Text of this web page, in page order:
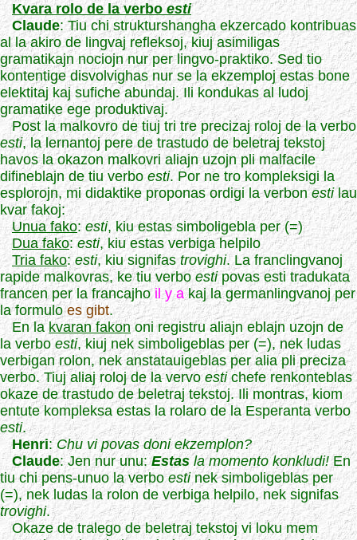
Kvara rolo de la verboesti
Claude: Tiu chi strukturshangha ekzercado kontribuas
al la akiro de lingvaj refleksoj, kiuj asimiligas
gramatikajn nociojn nur per lingvo-praktiko. Sed tio
kontentige disvolvighas nur se la ekzemploj estas bone
elektitaj kaj sufiche abundaj. Ili kondukas al ludoj
gramatike ege produktivaj.
Post la malkovro de tiuj tri tre precizaj roloj de la verbo
esti, la lernantoj pere de trastudo de beletraj tekstoj
havos la okazon malkovri aliajn uzojn pli malfacile
difineblajn de tiu verboesti. Por ne tro kompleksigi la
esplorojn, mi didaktike proponas ordigi la verbonestilau
kvar fakoj:
Unua fako:esti, kiu estas simboligebla per (=)
Dua fako:esti, kiu estas verbiga helpilo
Tria fako:esti, kiu signifastrovighi. La franclingvanoj
rapide malkovras, ke tiu verboestipovas esti tradukata
francen per la francajhoil y akaj la germanlingvanoj per
la formuloes gibt.
En la kvaran fakononi registru aliajn eblajn uzojn de
la verboesti, kiuj nek simboligeblas per (=), nek ludas
verbigan rolon, nek anstatauigeblas per alia pli preciza
verbo. Tiuj aliaj roloj de la vervoestichefe renkonteblas
okaze de trastudo de beletraj tekstoj. Ili montras, kiom
entute kompleksa estas la rolaro de la Esperanta verbo
esti.
Henri:Chu vi povas doni ekzemplon?
Claude: Jen nur unu:Estasla momento konkludi!En
tiu chi pens-unuo la verboestinek simboligeblas per
(=), nek ludas la rolon de verbiga helpilo, nek signifas
trovighi.
Okaze de tralego de beletraj tekstoj vi loku mem